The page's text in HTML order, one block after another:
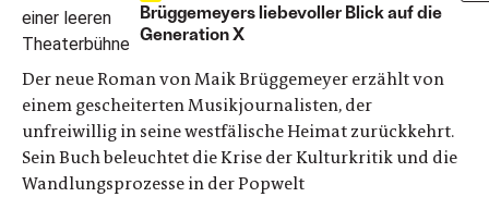
Brüggemeyers liebevoller Blick auf die
Generation X
Der neue Roman von Maik Brüggemeyer erzählt von
einem gescheiterten Musikjournalisten, der
unfreiwillig in seine westfälische Heimat zurückkehrt.
Sein Buch beleuchtet die Krise der Kulturkritik und die
Wandlungsprozesse in der Popwelt